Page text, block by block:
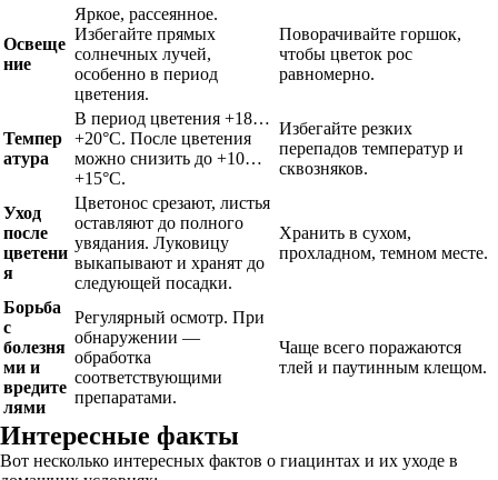
Освеще
ние
Яркое, рассеянное.
Избегайте прямых
солнечных лучей,
особенно в период
цветения.
Поворачивайте горшок,
чтобы цветок рос
равномерно.
Темпер
атура
В период цветения +18…
+20°C. После цветения
можно снизить до +10…
+15°C.
Избегайте резких
перепадов температур и
сквозняков.
Уход
после
цветени
я
Цветонос срезают, листья
оставляют до полного
увядания. Луковицу
выкапывают и хранят до
следующей посадки.
Хранить в сухом,
прохладном, темном месте.
Борьба
с
болезня
ми и
вредите
лями
Регулярный осмотр. При
обнаружении —
обработка
соответствующими
препаратами.
Чаще всего поражаются
тлей и паутинным клещом.
Интересные факты
Вот несколько интересных фактов о гиацинтах и их уходе в